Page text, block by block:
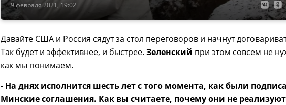
9 февраля 2021, 19:02
Давайте США и Россия сядут за стол переговоров и начнут
Так будет и эффективнее, и быстрее. Зеленский при этом совсем не
как мы понимаем.
- На днях исполнится шесть лет с того момента, как были
Минские соглашения. Как вы считаете, почему они не